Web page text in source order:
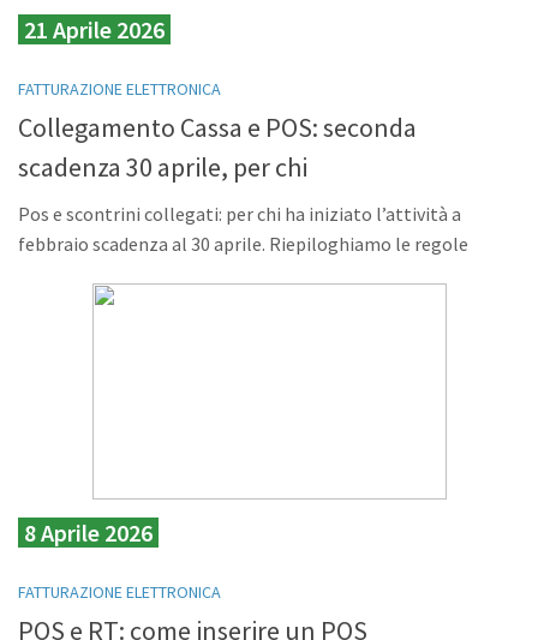
21 Aprile 2026
FATTURAZIONE ELETTRONICA
Collegamento Cassa e POS: seconda
scadenza 30 aprile, per chi
Pos e scontrini collegati: per chi ha iniziato l’attività a
febbraio scadenza al 30 aprile. Riepiloghiamo le regole
8 Aprile 2026
FATTURAZIONE ELETTRONICA
POS e RT: come inserire un POS